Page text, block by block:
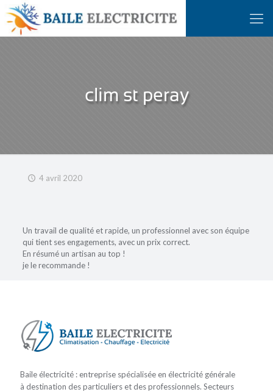
clim st peray
4 avril 2020
Un travail de qualité et rapide, un professionnel avec son équipe
qui tient ses engagements, avec un prix correct.
En résumé un artisan au top !
je le recommande !
Baile électricité : entreprise spécialisée en électricité générale
à destination des particuliers et des professionnels. Secteurs